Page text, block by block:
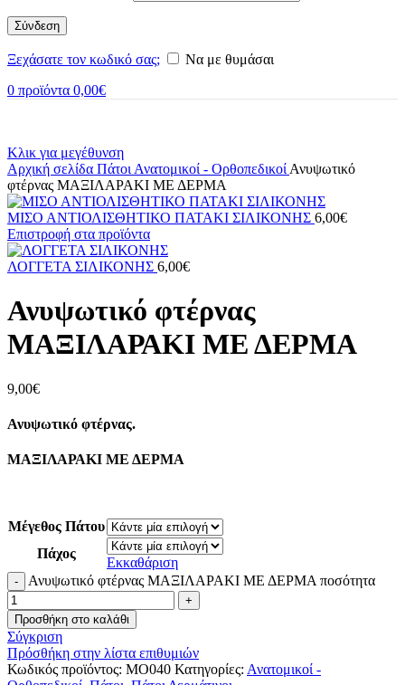
Σύνδεση
Ξεχάσατε τον κωδικό σας;
Να με θυμάσαι
0 προϊόντα 0,00€
Κλικ για μεγέθυνση
Αρχική σελίδα Πάτοι Ανατομικοί - Ορθοπεδικοί Ανυψωτικό
φτέρνας ΜΑΞΙΛΑΡΑΚΙ ΜΕ ΔΕΡΜΑ
ΜΙΣΟ ΑΝΤΙΟΛΙΣΘΗΤΙΚΟ ΠATAKI ΣΙΛΙΚΟΝΗΣ 6,00€
Επιστροφή στα προϊόντα
ΛΟΓΓΕΤΑ ΣΙΛΙΚΟΝΗΣ 6,00€
Ανυψωτικό φτέρνας
ΜΑΞΙΛΑΡΑΚΙ ΜΕ ΔΕΡΜΑ
9,00€
Ανυψωτικό φτέρνας.
ΜΑΞΙΛΑΡΑΚΙ ΜΕ ΔΕΡΜΑ
Μέγεθος Πάτου
Πάχος
Εκκαθάριση
Ανυψωτικό φτέρνας ΜΑΞΙΛΑΡΑΚΙ ΜΕ ΔΕΡΜΑ ποσότητα
Προσθήκη στο καλάθι
Σύγκριση
Πρόσθήκη στην λίστα επιθυμιών
Κωδικός προϊόντος: MO040 Κατηγορίες: Ανατομικοί -